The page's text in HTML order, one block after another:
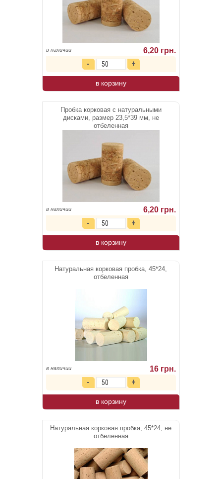
в наличии 6,20 грн.
в корзину
Пробка корковая с натуральными
дисками, размер 23,5*39 мм, не
отбеленная
в наличии 6,20 грн.
в корзину
Натуральная корковая пробка, 45*24,
отбеленная
в наличии 16 грн.
в корзину
Натуральная корковая пробка, 45*24, не
отбеленная